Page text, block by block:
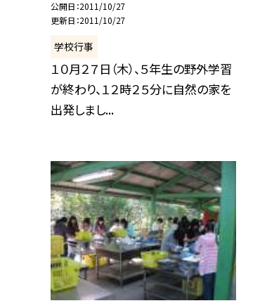
公開日 2011/10/27
更新日 2011/10/27
学校行事
１０月２７日（木）、５年生の野外学習
が終わり、１２時２５分に自然の家を
出発しまし...